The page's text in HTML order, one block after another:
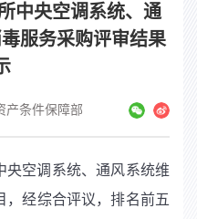
中央空调系统、通
服务采购评审结果
产条件保障部
央空调系统、通风系统维
，经综合评议，排名前五